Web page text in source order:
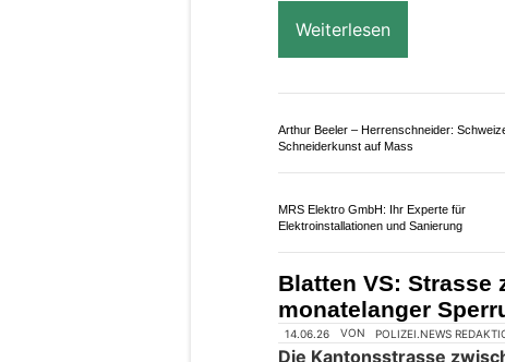
Auswuchten, Reparatur und Neuanfertigung